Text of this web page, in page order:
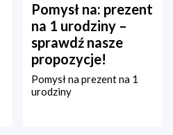
Pomysł na: prezent
na 1 urodziny –
sprawdź nasze
propozycje!
Pomysł na prezent na 1
urodziny